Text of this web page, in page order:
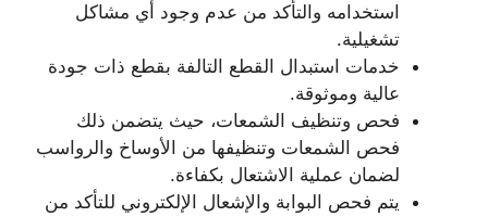
استخدامه والتأكد من عدم وجود أي مشاكل
تشغيلية.
خدمات استبدال القطع التالفة بقطع ذات جودة
عالية وموثوقة.
فحص وتنظيف الشمعات، حيث يتضمن ذلك
فحص الشمعات وتنظيفها من الأوساخ والرواسب
لضمان عملية الاشتعال بكفاءة.
يتم فحص البوابة والإشعال الإلكتروني للتأكد من